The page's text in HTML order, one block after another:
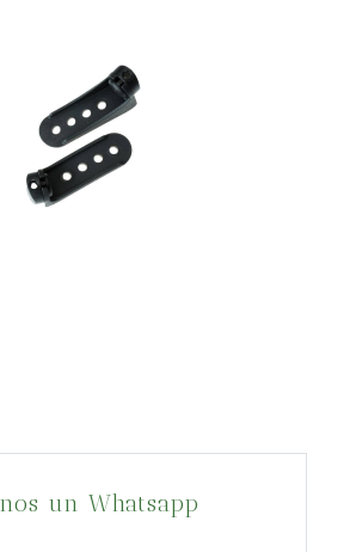
un Whatsapp